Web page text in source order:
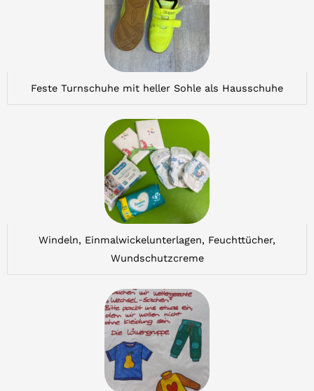
Feste Turnschuhe mit heller Sohle als Hausschuhe
Windeln, Einmalwickelunterlagen, Feuchttücher,
Wundschutzcreme